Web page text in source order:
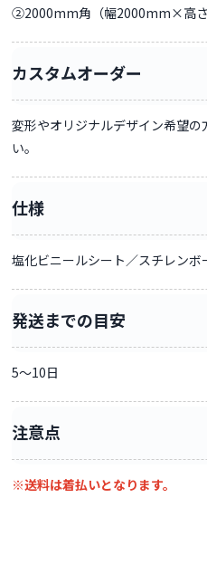
②2000mm角（幅2000mm×高さ
カスタムオーダー
変形やオリジナルデザイン希望の
い。
仕様
塩化ビニールシート／スチレン
発送までの目安
5〜10日
注意点
※送料は着払いとなります。